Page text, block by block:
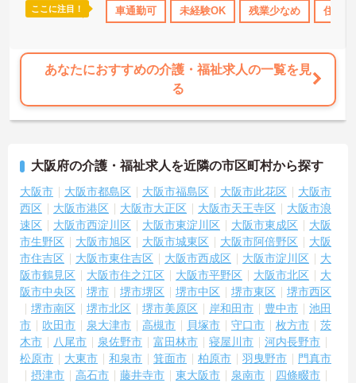
日110日以上 産休･育休･介護休暇取得実績あり 社会保険完備
ここに注目！ 車通勤可 未経験OK 残業少なめ 住宅
あなたにおすすめの介護・福祉求人の一覧を見
る
大阪府の介護・福祉求人を近隣の市区町村から探す
大阪市 大阪市都島区 大阪市福島区 大阪市此花区
大阪市
西区
大阪市港区 大阪市大正区 大阪市天王寺区
大阪市浪
速区
大阪市西淀川区 大阪市東淀川区 大阪市東成区
大阪
市生野区
大阪市旭区 大阪市城東区 大阪市阿倍野区
大阪
市住吉区
大阪市東住吉区 大阪市西成区 大阪市淀川区
大
阪市鶴見区
大阪市住之江区 大阪市平野区 大阪市北区
大
阪市中央区
堺市 堺市堺区 堺市中区 堺市東区
堺市西区
堺市南区
堺市北区 堺市美原区 岸和田市 豊中市
池田
市
吹田市 泉大津市 高槻市 貝塚市 守口市 枚方市
茨
木市
八尾市 泉佐野市 富田林市 寝屋川市
河内長野市
松原市
大東市 和泉市 箕面市 柏原市 羽曳野市
門真市
摂津市
高石市 藤井寺市 東大阪市 泉南市
四條畷市